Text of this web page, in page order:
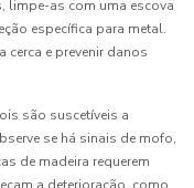
limpe-as com uma escova
específica para metal.
cerca e prevenir danos
são suscetíveis a
se há sinais de mofo,
de madeira requerem